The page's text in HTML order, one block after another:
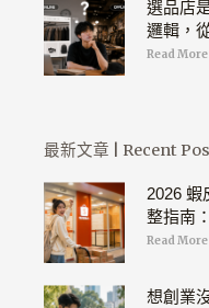
選品店
邏輯，
Read
最新文章 | Recent
2026 蝦
整指南
Read
想創業